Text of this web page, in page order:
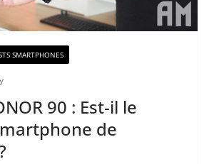
SMARTPHONES
90 : Est-il le
de